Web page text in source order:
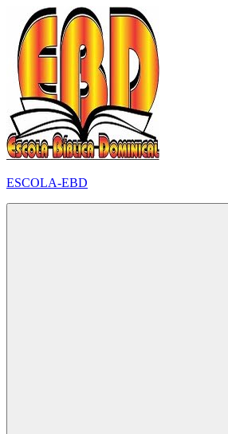
para
conteúdo
ESCOLA-EBD